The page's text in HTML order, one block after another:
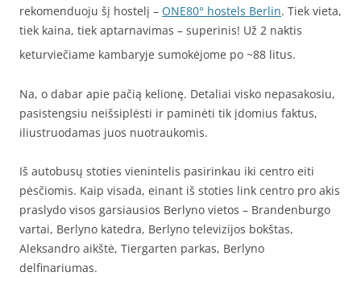
rekomenduoju šį hostelį – ONE80° hostels Berlin. Tiek vieta,
tiek kaina, tiek aptarnavimas – superinis! Už 2 naktis
keturviečiame kambaryje sumokėjome po ~88 litus.
Na, o dabar apie pačią kelionę. Detaliai visko nepasakosiu,
pasistengsiu neišsiplėsti ir paminėti tik įdomius faktus,
iliustruodamas juos nuotraukomis.
Iš autobusų stoties vienintelis pasirinkau iki centro eiti
pėsčiomis. Kaip visada, einant iš stoties link centro pro akis
praslydo visos garsiausios Berlyno vietos – Brandenburgo
vartai, Berlyno katedra, Berlyno televizijos bokštas,
Aleksandro aikštė, Tiergarten parkas, Berlyno
delfinariumas.